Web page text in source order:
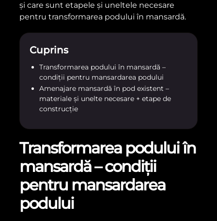
și care sunt etapele și uneltele necesare
pentru transformarea podului în mansardă.
Cuprins
Transformarea podului în mansardă –
condiții pentru mansardarea podului
Amenajare mansardă în pod existent –
materiale și unelte necesare + etape de
construcție
Transformarea podului în
mansardă – condiții
pentru mansardarea
podului